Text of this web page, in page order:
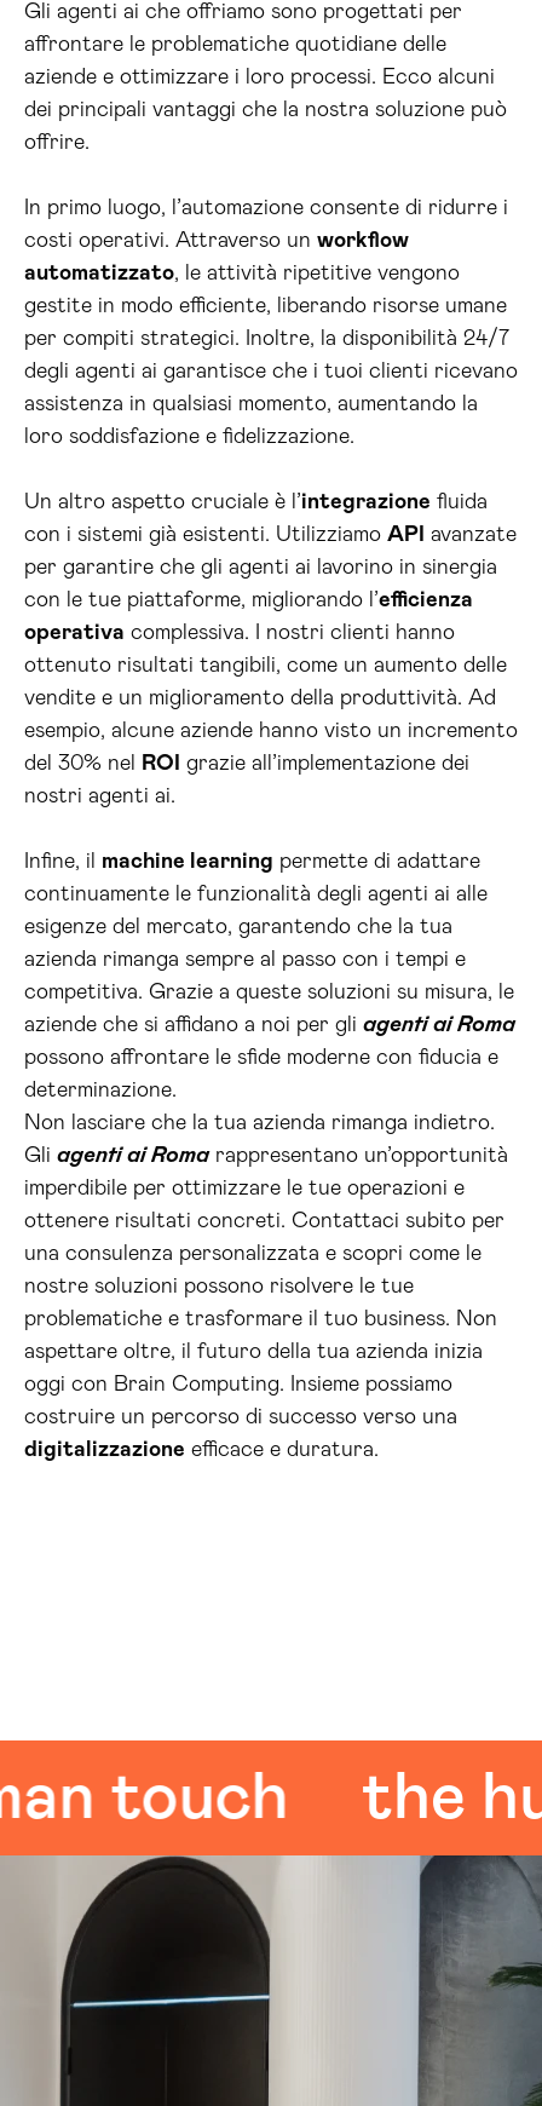
Gli agenti ai che offriamo sono progettati per
affrontare le problematiche quotidiane delle
aziende e ottimizzare i loro processi. Ecco alcuni
dei principali vantaggi che la nostra soluzione può
offrire.
In primo luogo, l’automazione consente di ridurre i
costi operativi. Attraverso un workflow
automatizzato, le attività ripetitive vengono
gestite in modo efficiente, liberando risorse umane
per compiti strategici. Inoltre, la disponibilità 24/7
degli agenti ai garantisce che i tuoi clienti ricevano
assistenza in qualsiasi momento, aumentando la
loro soddisfazione e fidelizzazione.
Un altro aspetto cruciale è l’integrazione fluida
con i sistemi già esistenti. Utilizziamo API avanzate
per garantire che gli agenti ai lavorino in sinergia
con le tue piattaforme, migliorando l’efficienza
operativa complessiva. I nostri clienti hanno
ottenuto risultati tangibili, come un aumento delle
vendite e un miglioramento della produttività. Ad
esempio, alcune aziende hanno visto un incremento
del 30% nel
ROI
grazie all’implementazione dei
nostri agenti ai.
Infine, il machine learning permette di adattare
continuamente le funzionalità degli agenti ai alle
esigenze del mercato, garantendo che la tua
azienda rimanga sempre al passo con i tempi e
competitiva. Grazie a queste soluzioni su misura, le
aziende che si affidano a noi per gli agenti ai Roma
possono affrontare le sfide moderne con fiducia e
determinazione.
Non lasciare che la tua azienda rimanga indietro.
Gli agenti ai Romarappresentano un’opportunità
imperdibile per ottimizzare le tue operazioni e
ottenere risultati concreti. Contattaci subito per
una consulenza personalizzata e scopri come le
nostre soluzioni possono risolvere le tue
problematiche e trasformare il tuo business. Non
aspettare oltre, il futuro della tua azienda inizia
oggi con Brain Computing. Insieme possiamo
costruire un percorso di successo verso una
digitalizzazione efficace e duratura.
the